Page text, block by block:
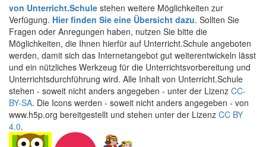
von Unterricht.Schule stehen weitere Möglichkeiten zur
Verfügung. Hier finden Sie eine Übersicht dazu. Sollten Sie
Fragen oder Anregungen haben, nutzen Sie bitte die
Möglichkeiten, die Ihnen hierfür auf Unterricht.Schule angeboten
werden, damit sich das Internetangebot gut weiterentwickeln lässt
und ein nützliches Werkzeug für die Unterrichtsvorbereitung und
Unterrichtsdurchführung wird. Alle Inhalt von Unterricht.Schule
stehen - soweit nicht anders angegeben - unter der Lizenz CC-
BY-SA. Die Icons werden - soweit nicht anders angegeben - von
www.h5p.org bereitgestellt und stehen unter der Lizenz CC BY
4.0.